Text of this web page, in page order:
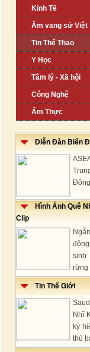
Kinh Tế
Âm vang sử Việt
Tin Thể Thao
Y Học
Tâm lý - Xã hội
Công Nghệ
Ẩm Thực
Diễn Đàn Biển
Hình Ảnh Quê
Clip
rừng
Tin Thế Giới
Nhĩ
ký
thủ